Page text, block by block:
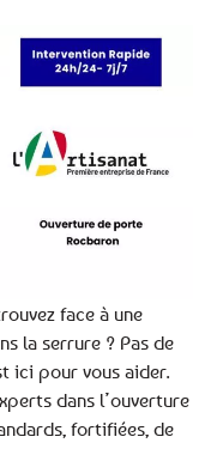
face à une
la serrure ? Pas de
ici pour vous aider.
dans l’ouverture
fortifiées, de